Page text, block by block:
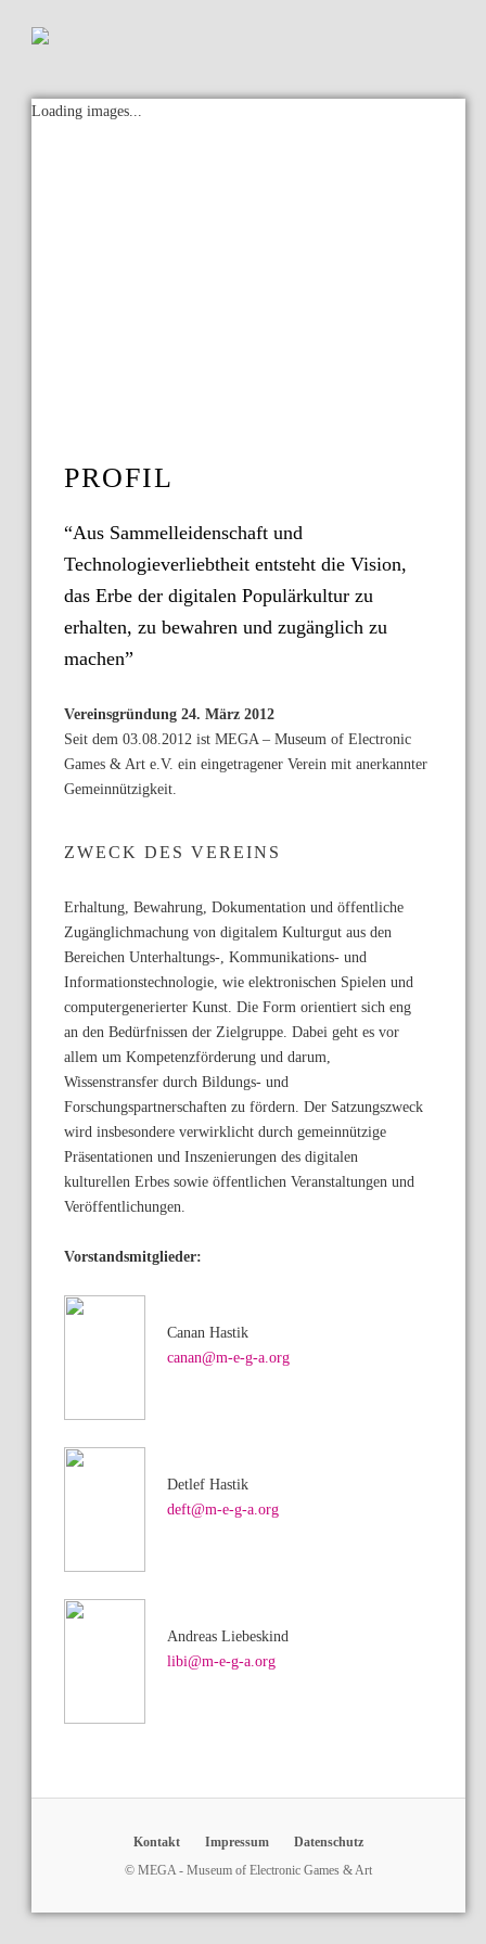
Loading images...
PROFIL
“Aus Sammelleidenschaft und
Technologieverliebtheit entsteht die Vision,
das Erbe der digitalen Populärkultur zu
erhalten, zu bewahren und zugänglich zu
machen”
Vereinsgründung 24. März 2012
Seit dem 03.08.2012 ist MEGA – Museum of Electronic
Games & Art e.V. ein eingetragener Verein mit anerkannter
Gemeinnützigkeit.
ZWECK DES VEREINS
Erhaltung, Bewahrung, Dokumentation und öffentliche
Zugänglichmachung von digitalem Kulturgut aus den
Bereichen Unterhaltungs-, Kommunikations- und
Informationstechnologie, wie elektronischen Spielen und
computergenerierter Kunst. Die Form orientiert sich eng
an den Bedürfnissen der Zielgruppe. Dabei geht es vor
allem um Kompetenzförderung und darum,
Wissenstransfer durch Bildungs- und
Forschungspartnerschaften zu fördern. Der Satzungszweck
wird insbesondere verwirklicht durch gemeinnützige
Präsentationen und Inszenierungen des digitalen
kulturellen Erbes sowie öffentlichen Veranstaltungen und
Veröffentlichungen.
Vorstandsmitglieder:
Canan Hastik
canan@m-e-g-a.org
Detlef Hastik
deft@m-e-g-a.org
Andreas Liebeskind
libi@m-e-g-a.org
Kontakt Impressum
Datenschutz
© MEGA - Museum of Electronic Games & Art